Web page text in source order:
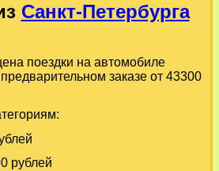
Санкт-Петербурга
поездки на автомобиле
заказе от 43300
рублей